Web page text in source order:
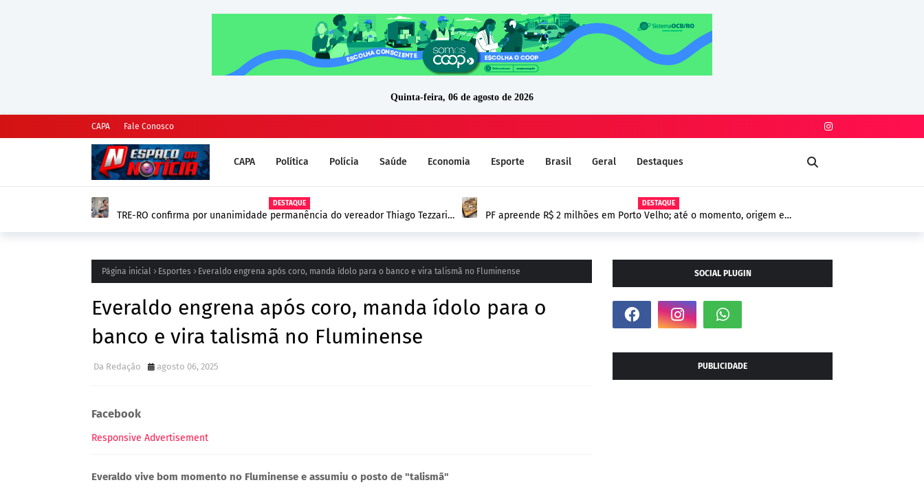
Quinta-feira, 06 de agosto de 2026
CAPA Fale Conosco
CAPA Política Polícia Saúde Economia Esporte Brasil Geral Destaques
DESTAQUE
TRE-RO confirma por unanimidade permanência do vereador Thiago Tezzari
DESTAQUE
PF apreende R$ 2 milhões em Porto Velho; até o momento, origem e
Página inicial Esportes Everaldo engrena após coro, manda ídolo para o banco e vira talismã no Fluminense
Everaldo engrena após coro, manda ídolo para o
banco e vira talismã no Fluminense
Da Redação agosto 06, 2025
Facebook
Responsive Advertisement
Everaldo vive bom momento no Fluminense e assumiu o posto de "talismã"
SOCIAL PLUGIN
PUBLICIDADE